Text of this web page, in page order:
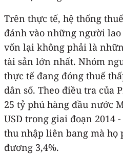
Trên thực tế, hệ thống
đánh vào những người
vốn lại không phải là
tài sản lớn nhất. Nhóm
thực tế đang đóng thuế
dân số. Theo điều tra của
25 tỷ phú hàng đầu nước
USD trong giai đoạn 2014
thu nhập liên bang mà họ
đương 3,4%.